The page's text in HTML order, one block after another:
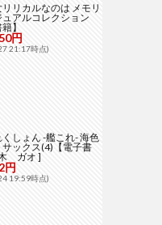
リカルなのは メモリ
アルコレクション
】
円
21:17時点)
しょん -艦これ- 海色
ックス(4)【電子書
ガオ ]
円
19:59時点)